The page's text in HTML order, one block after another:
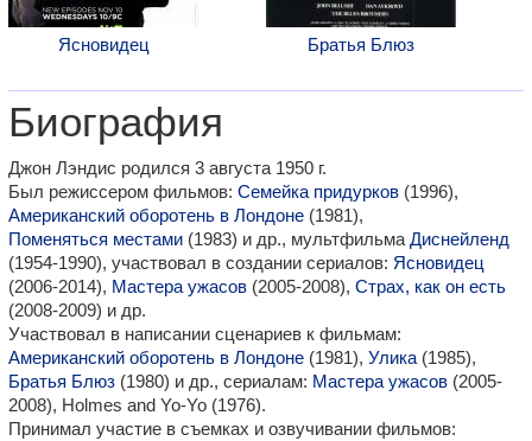
Ясновидец Братья Блюз
Биография
Джон Лэндис родился 3 августа 1950 г.
Был режиссером фильмов: Семейка придурков (1996),
Американский оборотень в Лондоне (1981),
Поменяться местами (1983) и др., мультфильма Диснейленд
(1954-1990), участвовал в создании сериалов: Ясновидец
(2006-2014), Мастера ужасов (2005-2008), Страх, как он есть
(2008-2009) и др.
Участвовал в написании сценариев к фильмам:
Американский оборотень в Лондоне (1981), Улика (1985),
Братья Блюз (1980) и др., сериалам: Мастера ужасов (2005-
2008), Holmes and Yo-Yo (1976).
Принимал участие в съемках и озвучивании фильмов: